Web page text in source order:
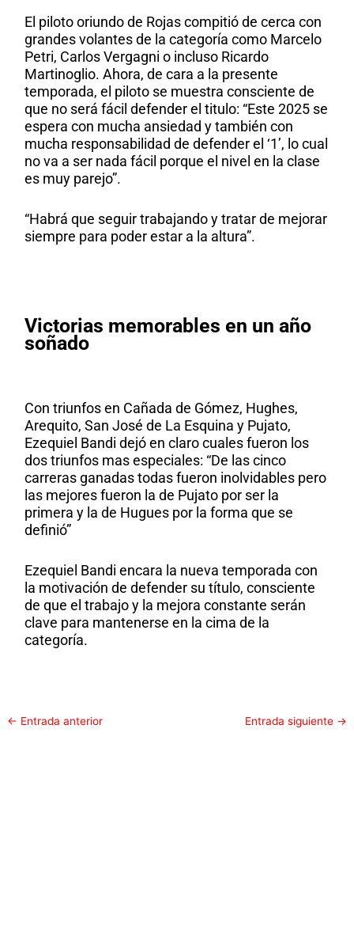
El piloto oriundo de Rojas compitió de cerca con
grandes volantes de la categoría como Marcelo
Petri, Carlos Vergagni o incluso Ricardo
Martinoglio. Ahora, de cara a la presente
temporada, el piloto se muestra consciente de
que no será fácil defender el titulo: “Este 2025 se
espera con mucha ansiedad y también con
mucha responsabilidad de defender el ‘1’, lo cual
no va a ser nada fácil porque el nivel en la clase
es muy parejo”.
“Habrá que seguir trabajando y tratar de mejorar
siempre para poder estar a la altura”.
Victorias memorables en un año
soñado
Con triunfos en Cañada de Gómez, Hughes,
Arequito, San José de La Esquina y Pujato,
Ezequiel Bandi dejó en claro cuales fueron los
dos triunfos mas especiales: “De las cinco
carreras ganadas todas fueron inolvidables pero
las mejores fueron la de Pujato por ser la
primera y la de Hugues por la forma que se
definió”
Ezequiel Bandi encara la nueva temporada con
la motivación de defender su título, consciente
de que el trabajo y la mejora constante serán
clave para mantenerse en la cima de la
categoría.
← Entrada anterior Entrada siguiente →